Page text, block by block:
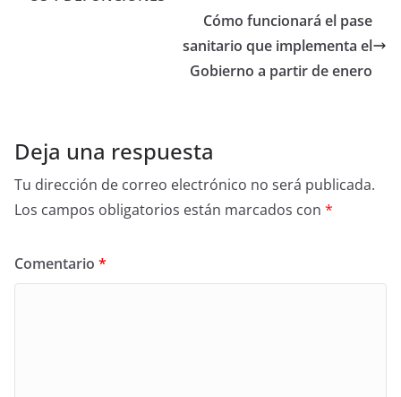
Cómo funcionará el pase
sanitario que implementa el
Gobierno a partir de enero
Deja una respuesta
Tu dirección de correo electrónico no será publicada.
Los campos obligatorios están marcados con *
Comentario *